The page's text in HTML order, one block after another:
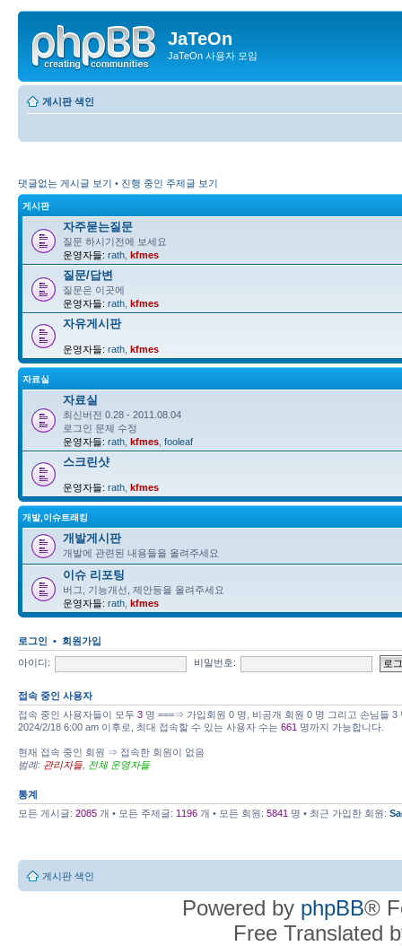
JaTeOn
JaTeOn 사용자 모임
게시판 색인
댓글없는 게시글 보기 • 진행 중인 주제글 보기
게시판
자주묻는질문
질문 하시기전에 보세요
운영자들: rath kfmes
질문/답변
질문은 이곳에
운영자들: rath kfmes
자유게시판
운영자들: rath kfmes
자료실
자료실
최신버전 0.28 - 2011.08.04
로그인 문제 수정
운영자들: rath kfmes fooleaf
스크린샷
운영자들: rath kfmes
개발,이슈트래킹
개발게시판
개발에 관련된 내용들을 올려주세요
이슈 리포팅
버그, 기능개선, 제안등을 올려주세요
운영자들: rath kfmes
로그인 • 회원가입
아이디: 비밀번호:
접속 중인 사용자
접속 중인 사용자들이 모두 3 명 ===⇒ 가입회원 0 명, 비공개 회원 0 명 그리고 손님들
2024/2/18 6:00 am 이후로, 최대 접속할 수 있는 사용자 수는 661 명까지 가능합니다.
현재 접속 중인 회원 ⇒ 접속한 회원이 없음
범례: 관리자들 전체 운영자들
통계
모든 게시글: 2085 개 • 모든 주제글: 1196 개 • 모든 회원: 5841 명 • 최근 가입한 회원:
게시판 색인
Powered by phpBB®
Free Translated